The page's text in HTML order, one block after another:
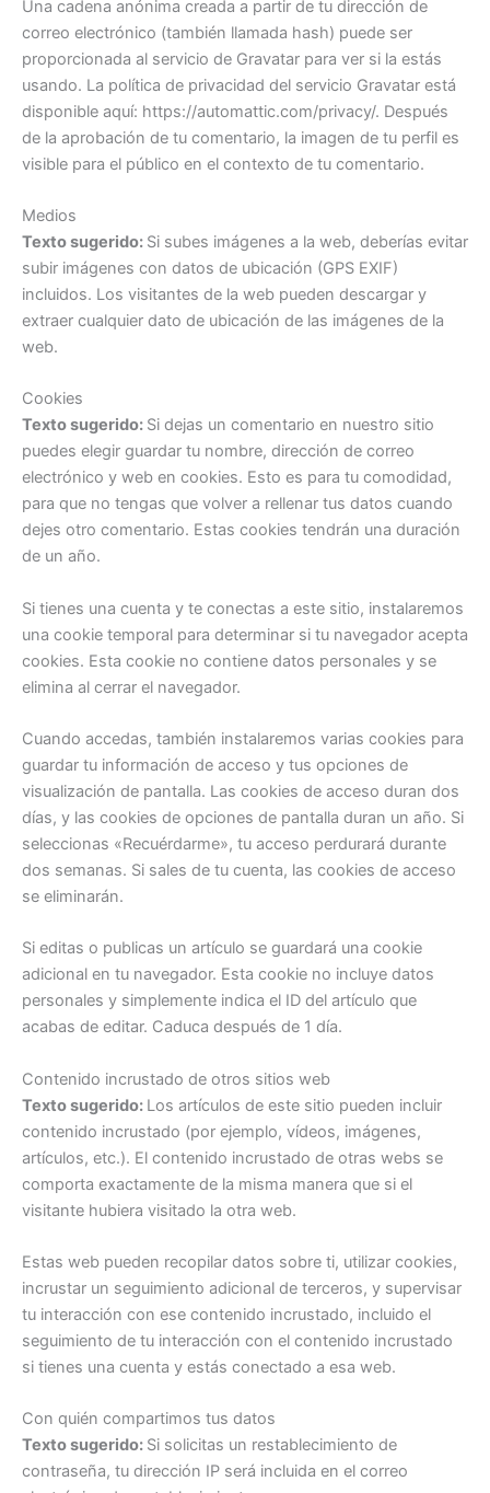
Una cadena anónima creada a partir de tu dirección de
correo electrónico (también llamada hash) puede ser
proporcionada al servicio de Gravatar para ver si la estás
usando. La política de privacidad del servicio Gravatar está
disponible aquí: https://automattic.com/privacy/. Después
de la aprobación de tu comentario, la imagen de tu perfil es
visible para el público en el contexto de tu comentario.
Medios
Texto sugerido: Si subes imágenes a la web, deberías evitar
subir imágenes con datos de ubicación (GPS EXIF)
incluidos. Los visitantes de la web pueden descargar y
extraer cualquier dato de ubicación de las imágenes de la
web.
Cookies
Texto sugerido: Si dejas un comentario en nuestro sitio
puedes elegir guardar tu nombre, dirección de correo
electrónico y web en cookies. Esto es para tu comodidad,
para que no tengas que volver a rellenar tus datos cuando
dejes otro comentario. Estas cookies tendrán una duración
de un año.
Si tienes una cuenta y te conectas a este sitio, instalaremos
una cookie temporal para determinar si tu navegador acepta
cookies. Esta cookie no contiene datos personales y se
elimina al cerrar el navegador.
Cuando accedas, también instalaremos varias cookies para
guardar tu información de acceso y tus opciones de
visualización de pantalla. Las cookies de acceso duran dos
días, y las cookies de opciones de pantalla duran un año. Si
seleccionas «Recuérdarme», tu acceso perdurará durante
dos semanas. Si sales de tu cuenta, las cookies de acceso
se eliminarán.
Si editas o publicas un artículo se guardará una cookie
adicional en tu navegador. Esta cookie no incluye datos
personales y simplemente indica el ID del artículo que
acabas de editar. Caduca después de 1 día.
Contenido incrustado de otros sitios web
Texto sugerido: Los artículos de este sitio pueden incluir
contenido incrustado (por ejemplo, vídeos, imágenes,
artículos, etc.). El contenido incrustado de otras webs se
comporta exactamente de la misma manera que si el
visitante hubiera visitado la otra web.
Estas web pueden recopilar datos sobre ti, utilizar cookies,
incrustar un seguimiento adicional de terceros, y supervisar
tu interacción con ese contenido incrustado, incluido el
seguimiento de tu interacción con el contenido incrustado
si tienes una cuenta y estás conectado a esa web.
Con quién compartimos tus datos
Texto sugerido: Si solicitas un restablecimiento de
contraseña, tu dirección IP será incluida en el correo